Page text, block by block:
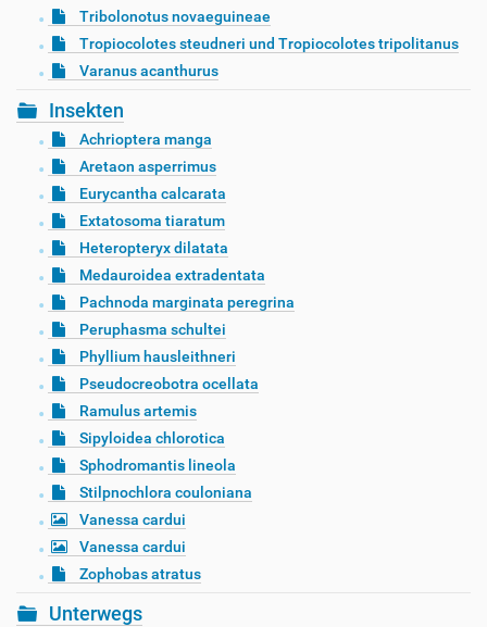
Tribolonotus novaeguineae
Tropiocolotes steudneri und Tropiocolotes tripolitanus
Varanus acanthurus
Insekten
Achrioptera manga
Aretaon asperrimus
Eurycantha calcarata
Extatosoma tiaratum
Heteropteryx dilatata
Medauroidea extradentata
Pachnoda marginata peregrina
Peruphasma schultei
Phyllium hausleithneri
Pseudocreobotra ocellata
Ramulus artemis
Sipyloidea chlorotica
Sphodromantis lineola
Stilpnochlora couloniana
Vanessa cardui
Vanessa cardui
Zophobas atratus
Unterwegs